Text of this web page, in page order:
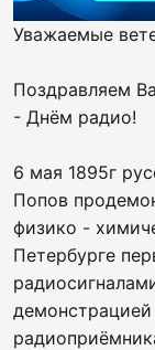
Уважаемые
Поздравляем
- Днём радио!
6 мая 1895г
Попов
физико -
Петербурге